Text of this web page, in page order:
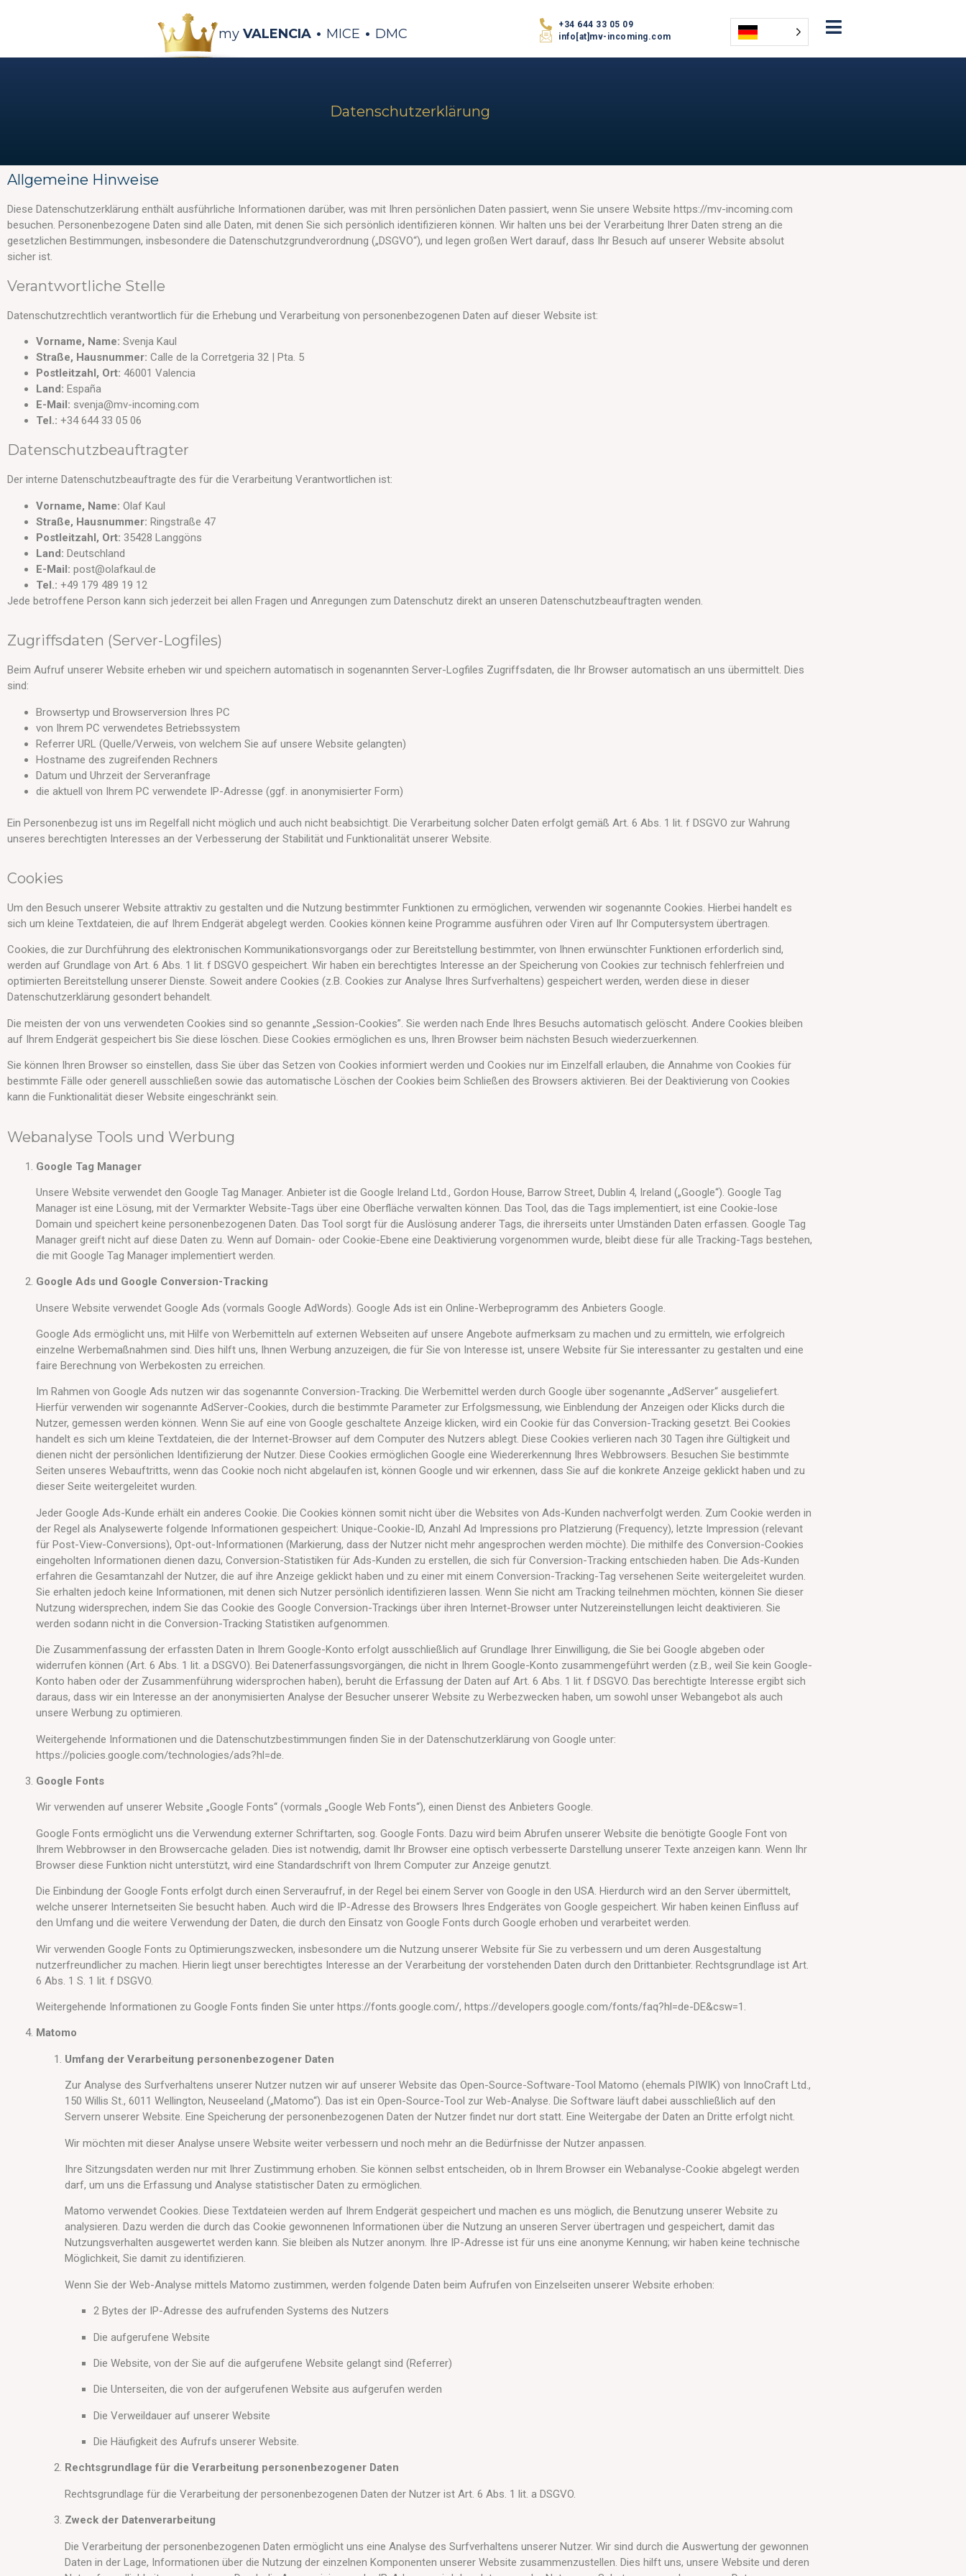
my VALENCIA . MICE . DMC
+34 644 33 05 09
info[at]mv-incoming.com
Datenschutzerklärung
Allgemeine Hinweise
Diese Datenschutzerklärung enthält ausführliche Informationen darüber, was mit Ihren persönlichen Daten passiert, wenn Sie unsere Website https://mv-incoming.com
besuchen. Personenbezogene Daten sind alle Daten, mit denen Sie sich persönlich identifizieren können. Wir halten uns bei der Verarbeitung Ihrer Daten streng an die
gesetzlichen Bestimmungen, insbesondere die Datenschutzgrundverordnung („DSGVO“), und legen großen Wert darauf, dass Ihr Besuch auf unserer Website absolut
sicher ist.
Verantwortliche Stelle
Datenschutzrechtlich verantwortlich für die Erhebung und Verarbeitung von personenbezogenen Daten auf dieser Website ist:
Vorname, Name: Svenja Kaul
Straße, Hausnummer: Calle de la Corretgeria 32 | Pta. 5
Postleitzahl, Ort: 46001 Valencia
Land: España
E-Mail: svenja@mv-incoming.com
Tel.: +34 644 33 05 06
Datenschutzbeauftragter
Der interne Datenschutzbeauftragte des für die Verarbeitung Verantwortlichen ist:
Vorname, Name: Olaf Kaul
Straße, Hausnummer: Ringstraße 47
Postleitzahl, Ort: 35428 Langgöns
Land: Deutschland
E-Mail: post@olafkaul.de
Tel.: +49 179 489 19 12
Jede betroffene Person kann sich jederzeit bei allen Fragen und Anregungen zum Datenschutz direkt an unseren Datenschutzbeauftragten wenden.
Zugriffsdaten (Server-Logfiles)
Beim Aufruf unserer Website erheben wir und speichern automatisch in sogenannten Server-Logfiles Zugriffsdaten, die Ihr Browser automatisch an uns übermittelt. Dies
sind:
Browsertyp und Browserversion Ihres PC
von Ihrem PC verwendetes Betriebssystem
Referrer URL (Quelle/Verweis, von welchem Sie auf unsere Website gelangten)
Hostname des zugreifenden Rechners
Datum und Uhrzeit der Serveranfrage
die aktuell von Ihrem PC verwendete IP-Adresse (ggf. in anonymisierter Form)
Ein Personenbezug ist uns im Regelfall nicht möglich und auch nicht beabsichtigt. Die Verarbeitung solcher Daten erfolgt gemäß Art. 6 Abs. 1 lit. f DSGVO zur Wahrung
unseres berechtigten Interesses an der Verbesserung der Stabilität und Funktionalität unserer Website.
Cookies
Um den Besuch unserer Website attraktiv zu gestalten und die Nutzung bestimmter Funktionen zu ermöglichen, verwenden wir sogenannte Cookies. Hierbei handelt es
sich um kleine Textdateien, die auf Ihrem Endgerät abgelegt werden. Cookies können keine Programme ausführen oder Viren auf Ihr Computersystem übertragen.
Cookies, die zur Durchführung des elektronischen Kommunikationsvorgangs oder zur Bereitstellung bestimmter, von Ihnen erwünschter Funktionen erforderlich sind,
werden auf Grundlage von Art. 6 Abs. 1 lit. f DSGVO gespeichert. Wir haben ein berechtigtes Interesse an der Speicherung von Cookies zur technisch fehlerfreien und
optimierten Bereitstellung unserer Dienste. Soweit andere Cookies (z.B. Cookies zur Analyse Ihres Surfverhaltens) gespeichert werden, werden diese in dieser
Datenschutzerklärung gesondert behandelt.
Die meisten der von uns verwendeten Cookies sind so genannte „Session-Cookies”. Sie werden nach Ende Ihres Besuchs automatisch gelöscht. Andere Cookies bleiben
auf Ihrem Endgerät gespeichert bis Sie diese löschen. Diese Cookies ermöglichen es uns, Ihren Browser beim nächsten Besuch wiederzuerkennen.
Sie können Ihren Browser so einstellen, dass Sie über das Setzen von Cookies informiert werden und Cookies nur im Einzelfall erlauben, die Annahme von Cookies für
bestimmte Fälle oder generell ausschließen sowie das automatische Löschen der Cookies beim Schließen des Browsers aktivieren. Bei der Deaktivierung von Cookies
kann die Funktionalität dieser Website eingeschränkt sein.
Webanalyse Tools und Werbung
Google Tag Manager
Unsere Website verwendet den Google Tag Manager. Anbieter ist die Google Ireland Ltd., Gordon House, Barrow Street, Dublin 4, Ireland („Google“). Google Tag
Manager ist eine Lösung, mit der Vermarkter Website-Tags über eine Oberfläche verwalten können. Das Tool, das die Tags implementiert, ist eine Cookie-lose
Domain und speichert keine personenbezogenen Daten. Das Tool sorgt für die Auslösung anderer Tags, die ihrerseits unter Umständen Daten erfassen. Google Tag
Manager greift nicht auf diese Daten zu. Wenn auf Domain- oder Cookie-Ebene eine Deaktivierung vorgenommen wurde, bleibt diese für alle Tracking-Tags bestehen,
die mit Google Tag Manager implementiert werden.
Google Ads und Google Conversion-Tracking
Unsere Website verwendet Google Ads (vormals Google AdWords). Google Ads ist ein Online-Werbeprogramm des Anbieters Google.
Google Ads ermöglicht uns, mit Hilfe von Werbemitteln auf externen Webseiten auf unsere Angebote aufmerksam zu machen und zu ermitteln, wie erfolgreich
einzelne Werbemaßnahmen sind. Dies hilft uns, Ihnen Werbung anzuzeigen, die für Sie von Interesse ist, unsere Website für Sie interessanter zu gestalten und eine
faire Berechnung von Werbekosten zu erreichen.
Im Rahmen von Google Ads nutzen wir das sogenannte Conversion-Tracking. Die Werbemittel werden durch Google über sogenannte „AdServer“ ausgeliefert.
Hierfür verwenden wir sogenannte AdServer-Cookies, durch die bestimmte Parameter zur Erfolgsmessung, wie Einblendung der Anzeigen oder Klicks durch die
Nutzer, gemessen werden können. Wenn Sie auf eine von Google geschaltete Anzeige klicken, wird ein Cookie für das Conversion-Tracking gesetzt. Bei Cookies
handelt es sich um kleine Textdateien, die der Internet-Browser auf dem Computer des Nutzers ablegt. Diese Cookies verlieren nach 30 Tagen ihre Gültigkeit und
dienen nicht der persönlichen Identifizierung der Nutzer. Diese Cookies ermöglichen Google eine Wiedererkennung Ihres Webbrowsers. Besuchen Sie bestimmte
Seiten unseres Webauftritts, wenn das Cookie noch nicht abgelaufen ist, können Google und wir erkennen, dass Sie auf die konkrete Anzeige geklickt haben und zu
dieser Seite weitergeleitet wurden.
Jeder Google Ads-Kunde erhält ein anderes Cookie. Die Cookies können somit nicht über die Websites von Ads-Kunden nachverfolgt werden. Zum Cookie werden in
der Regel als Analysewerte folgende Informationen gespeichert: Unique-Cookie-ID, Anzahl Ad Impressions pro Platzierung (Frequency), letzte Impression (relevant
für Post-View-Conversions), Opt-out-Informationen (Markierung, dass der Nutzer nicht mehr angesprochen werden möchte). Die mithilfe des Conversion-Cookies
eingeholten Informationen dienen dazu, Conversion-Statistiken für Ads-Kunden zu erstellen, die sich für Conversion-Tracking entschieden haben. Die Ads-Kunden
erfahren die Gesamtanzahl der Nutzer, die auf ihre Anzeige geklickt haben und zu einer mit einem Conversion-Tracking-Tag versehenen Seite weitergeleitet wurden.
Sie erhalten jedoch keine Informationen, mit denen sich Nutzer persönlich identifizieren lassen. Wenn Sie nicht am Tracking teilnehmen möchten, können Sie dieser
Nutzung widersprechen, indem Sie das Cookie des Google Conversion-Trackings über ihren Internet-Browser unter Nutzereinstellungen leicht deaktivieren. Sie
werden sodann nicht in die Conversion-Tracking Statistiken aufgenommen.
Die Zusammenfassung der erfassten Daten in Ihrem Google-Konto erfolgt ausschließlich auf Grundlage Ihrer Einwilligung, die Sie bei Google abgeben oder
widerrufen können (Art. 6 Abs. 1 lit. a DSGVO). Bei Datenerfassungsvorgängen, die nicht in Ihrem Google-Konto zusammengeführt werden (z.B., weil Sie kein Google-
Konto haben oder der Zusammenführung widersprochen haben), beruht die Erfassung der Daten auf Art. 6 Abs. 1 lit. f DSGVO. Das berechtigte Interesse ergibt sich
daraus, dass wir ein Interesse an der anonymisierten Analyse der Besucher unserer Website zu Werbezwecken haben, um sowohl unser Webangebot als auch
unsere Werbung zu optimieren.
Weitergehende Informationen und die Datenschutzbestimmungen finden Sie in der Datenschutzerklärung von Google unter:
https://policies.google.com/technologies/ads?hl=de.
Google Fonts
Wir verwenden auf unserer Website „Google Fonts“ (vormals „Google Web Fonts“), einen Dienst des Anbieters Google.
Google Fonts ermöglicht uns die Verwendung externer Schriftarten, sog. Google Fonts. Dazu wird beim Abrufen unserer Website die benötigte Google Font von
Ihrem Webbrowser in den Browsercache geladen. Dies ist notwendig, damit Ihr Browser eine optisch verbesserte Darstellung unserer Texte anzeigen kann. Wenn Ihr
Browser diese Funktion nicht unterstützt, wird eine Standardschrift von Ihrem Computer zur Anzeige genutzt.
Die Einbindung der Google Fonts erfolgt durch einen Serveraufruf, in der Regel bei einem Server von Google in den USA. Hierdurch wird an den Server übermittelt,
welche unserer Internetseiten Sie besucht haben. Auch wird die IP-Adresse des Browsers Ihres Endgerätes von Google gespeichert. Wir haben keinen Einfluss auf
den Umfang und die weitere Verwendung der Daten, die durch den Einsatz von Google Fonts durch Google erhoben und verarbeitet werden.
Wir verwenden Google Fonts zu Optimierungszwecken, insbesondere um die Nutzung unserer Website für Sie zu verbessern und um deren Ausgestaltung
nutzerfreundlicher zu machen. Hierin liegt unser berechtigtes Interesse an der Verarbeitung der vorstehenden Daten durch den Drittanbieter. Rechtsgrundlage ist Art.
6 Abs. 1 S. 1 lit. f DSGVO.
Weitergehende Informationen zu Google Fonts finden Sie unter https://fonts.google.com/, https://developers.google.com/fonts/faq?hl=de-DE&csw=1.
Matomo
Umfang der Verarbeitung personenbezogener Daten
Zur Analyse des Surfverhaltens unserer Nutzer nutzen wir auf unserer Website das Open-Source-Software-Tool Matomo (ehemals PIWIK) von InnoCraft Ltd.,
150 Willis St., 6011 Wellington, Neuseeland („Matomo“). Das ist ein Open-Source-Tool zur Web-Analyse. Die Software läuft dabei ausschließlich auf den
Servern unserer Website. Eine Speicherung der personenbezogenen Daten der Nutzer findet nur dort statt. Eine Weitergabe der Daten an Dritte erfolgt nicht.
Wir möchten mit dieser Analyse unsere Website weiter verbessern und noch mehr an die Bedürfnisse der Nutzer anpassen.
Ihre Sitzungsdaten werden nur mit Ihrer Zustimmung erhoben. Sie können selbst entscheiden, ob in Ihrem Browser ein Webanalyse-Cookie abgelegt werden
darf, um uns die Erfassung und Analyse statistischer Daten zu ermöglichen.
Matomo verwendet Cookies. Diese Textdateien werden auf Ihrem Endgerät gespeichert und machen es uns möglich, die Benutzung unserer Website zu
analysieren. Dazu werden die durch das Cookie gewonnenen Informationen über die Nutzung an unseren Server übertragen und gespeichert, damit das
Nutzungsverhalten ausgewertet werden kann. Sie bleiben als Nutzer anonym. Ihre IP-Adresse ist für uns eine anonyme Kennung; wir haben keine technische
Möglichkeit, Sie damit zu identifizieren.
Wenn Sie der Web-Analyse mittels Matomo zustimmen, werden folgende Daten beim Aufrufen von Einzelseiten unserer Website erhoben:
2 Bytes der IP-Adresse des aufrufenden Systems des Nutzers
Die aufgerufene Website
Die Website, von der Sie auf die aufgerufene Website gelangt sind (Referrer)
Die Unterseiten, die von der aufgerufenen Website aus aufgerufen werden
Die Verweildauer auf unserer Website
Die Häufigkeit des Aufrufs unserer Website.
Rechtsgrundlage für die Verarbeitung personenbezogener Daten
Rechtsgrundlage für die Verarbeitung der personenbezogenen Daten der Nutzer ist Art. 6 Abs. 1 lit. a DSGVO.
Zweck der Datenverarbeitung
Die Verarbeitung der personenbezogenen Daten ermöglicht uns eine Analyse des Surfverhaltens unserer Nutzer. Wir sind durch die Auswertung der gewonnen
Daten in der Lage, Informationen über die Nutzung der einzelnen Komponenten unserer Website zusammenzustellen. Dies hilft uns, unsere Website und deren